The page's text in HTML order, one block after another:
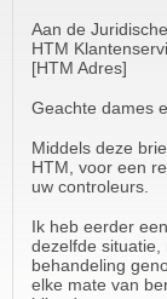
Login
Aan de
HTM
[HTM Adres]
Geachte dames
Middels deze
HTM, voor een
uw controleurs.
Ik heb eerder
dezelfde situatie,
behandeling
elke mate van